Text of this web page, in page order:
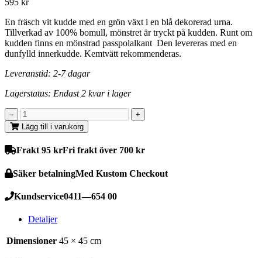
595 kr
En fräsch vit kudde med en grön växt i en blå dekorerad urna.
Tillverkad av 100% bomull, mönstret är tryckt på kudden. Runt om
kudden finns en mönstrad passpolalkant Den levereras med en
dunfylld innerkudde. Kemtvätt rekommenderas.
Leveranstid: 2-7 dagar
Lagerstatus: Endast 2 kvar i lager
Lägg till i varukorg
Frakt 95 krFri frakt över 700 kr
Säker betalningMed Kustom Checkout
Kundservice0411—654 00
Detaljer
Dimensioner 45 × 45 cm